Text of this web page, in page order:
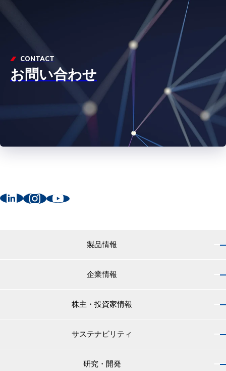
CONTACT
お問い合わせ
製品情報
小型船舶・漁船用塗料・漁網用防汚剤
企業情報
株主・投資家情報
株主・投資家情報 トップサステナビリティ
サステナビリティ トップ研究・開発